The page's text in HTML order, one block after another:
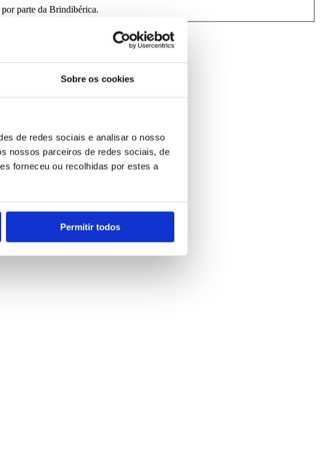
Sobre os cookies
de redes sociais e analisar o nosso
nossos parceiros de redes sociais, de
forneceu ou recolhidas por estes a
Permitir todos
por parte da Brindibérica.